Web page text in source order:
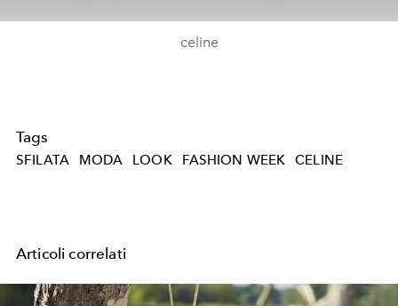
celine
Tags
SFILATA MODA LOOK FASHION WEEK CELINE
Articoli correlati